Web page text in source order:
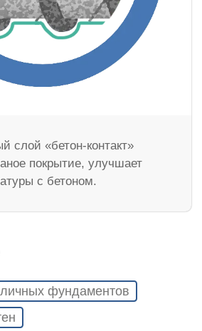
слой «бетон-контакт»
покрытие, улучшает
с бетоном.
фундаментов